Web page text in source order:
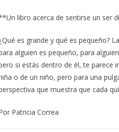
libro acerca de sentirse un ser
es grande y qué es pequeño?
alguien es pequeño, para
si estás dentro de él, te parece
o de un niño, pero para una
que muestra que cada
Patricia Correa